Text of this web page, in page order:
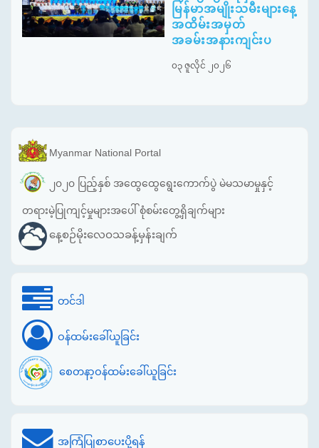
မြန်မာအမျိုးသမီးများနေ့
အထိမ်းအမှတ်
အခမ်းအနားကျင်းပ
၀၃ ဇူလိုင် ၂၀၂၆
Myanmar National Portal
၂၀၂၀ ပြည့်နှစ် အထွေထွေရွေးကောက်ပွဲ မဲမသမာမှုနှင့်
တရားမဲ့ပြုကျင့်မှုများအပေါ် စုံစမ်းတွေ့ရှိချက်များ
နေ့စဉ်မိုးလေဝသခန့်မှန်းချက်
တင်ဒါ
ဝန်ထမ်းခေါ်ယူခြင်း
စေတနာ့ဝန်ထမ်းခေါ်ယူခြင်း
အကြံပြုစာပေးပို့ရန်